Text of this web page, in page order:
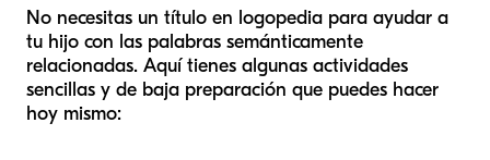
No necesitas un título en logopedia para ayudar a
tu hijo con las palabras semánticamente
relacionadas. Aquí tienes algunas actividades
sencillas y de baja preparación que puedes hacer
hoy mismo: